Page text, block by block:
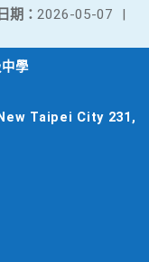
期： 2026-05-07 |
學
Taipei City 231,